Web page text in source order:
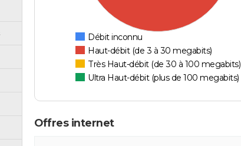
Débit inconnu
Haut-débit (de 3 à 30 megabits)
Très Haut-débit (de 30 à 100 megabits)
Ultra Haut-débit (plus de 100 megabits)
Offres internet